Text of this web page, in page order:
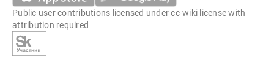
Public user contributions licensed undercc-wiki license with
attribution required